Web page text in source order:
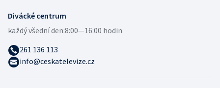
Divácké centrum
každý všední den:8:00—16:00 hodin
261 136 113
info@ceskatelevize.cz